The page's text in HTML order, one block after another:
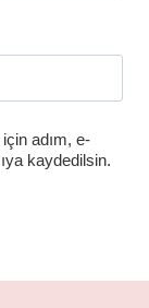
adım, e-
kaydedilsin.